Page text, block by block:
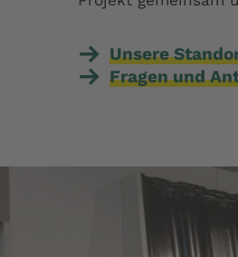
Unsere
Fragen und